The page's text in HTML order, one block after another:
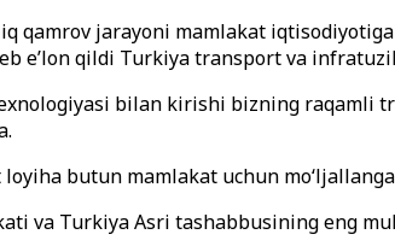
qamrov jarayoni mamlakat
e’lon qildi Turkiya transport va
bilan kirishi bizning raqamli
butun mamlakat uchun
va Turkiya Asri tashabbusining eng